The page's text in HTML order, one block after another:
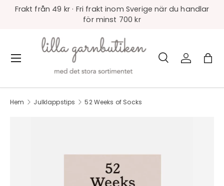
Frakt från 49 kr · Fri frakt inom Sverige när du handlar
för minst 700 kr
Sök
Produkttyp
Sök Logga in
Meny
Hem Julklappstips 52 Weeks of Socks